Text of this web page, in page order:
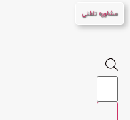
پرش
به
مشاوره تلفنی
Products